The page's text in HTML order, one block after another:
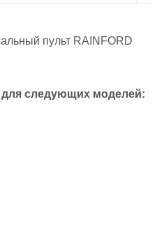
пульт RAINFORD
следующих моделей: